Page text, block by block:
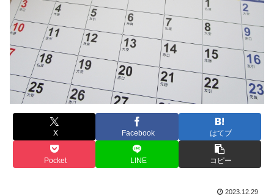
X Facebook はてブ
Pocket LINE コピー
2023.12.29